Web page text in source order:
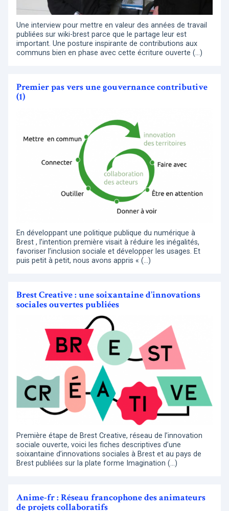
Une interview pour mettre en valeur des années de travail
publiées sur wiki-brest parce que le partage leur est
important. Une posture inspirante de contributions aux
communs bien en phase avec cette écriture ouverte (…)
Premier pas vers une gouvernance contributive
(1)
En développant une politique publique du numérique à
Brest , l’intention première visait à réduire les inégalités,
favoriser l’inclusion sociale et développer les usages. Et
puis petit à petit, nous avons appris « (…)
Brest Creative : une soixantaine d’innovations
sociales ouvertes publiées
Première étape de Brest Creative, réseau de l’innovation
sociale ouverte, voici les fiches descriptives d’une
soixantaine d’innovations sociales à Brest et au pays de
Brest publiées sur la plate forme Imagination (…)
Anime-fr : Réseau francophone des animateurs
de projets collaboratifs